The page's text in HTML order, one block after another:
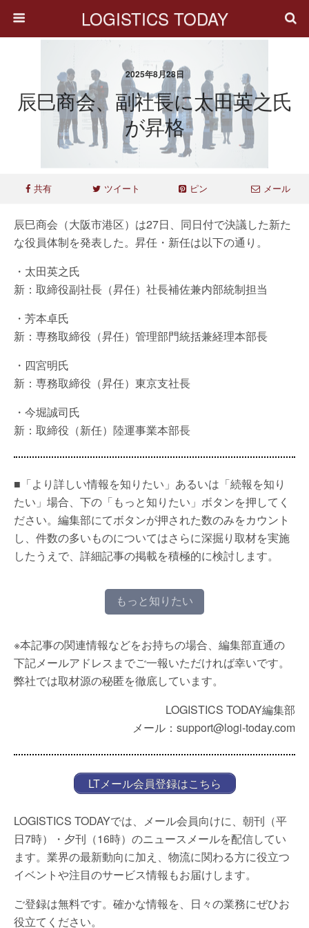
LOGISTICS TODAY
2025年8月28日
辰巳商会、副社長に太田英之氏
が昇格
共有 ツイート ピン メール
辰巳商会（大阪市港区）は27日、同日付で決議した新た
な役員体制を発表した。昇任・新任は以下の通り。
・太田英之氏
新：取締役副社長（昇任）社長補佐兼内部統制担当
・芳本卓氏
新：専務取締役（昇任）管理部門統括兼経理本部長
・四宮明氏
新：専務取締役（昇任）東京支社長
・今堀誠司氏
新：取締役（新任）陸運事業本部長
■「より詳しい情報を知りたい」あるいは「続報を知り
たい」場合、下の「もっと知りたい」ボタンを押してく
ださい。編集部にてボタンが押された数のみをカウント
し、件数の多いものについてはさらに深掘り取材を実施
したうえで、詳細記事の掲載を積極的に検討します。
もっと知りたい
※本記事の関連情報などをお持ちの場合、編集部直通の
下記メールアドレスまでご一報いただければ幸いです。
弊社では取材源の秘匿を徹底しています。
LOGISTICS TODAY編集部
メール：support@logi-today.com
LTメール会員登録はこちら
LOGISTICS TODAYでは、メール会員向けに、朝刊（平
日7時）・夕刊（16時）のニュースメールを配信してい
ます。業界の最新動向に加え、物流に関わる方に役立つ
イベントや注目のサービス情報もお届けします。
ご登録は無料です。確かな情報を、日々の業務にぜひお
役立てください。